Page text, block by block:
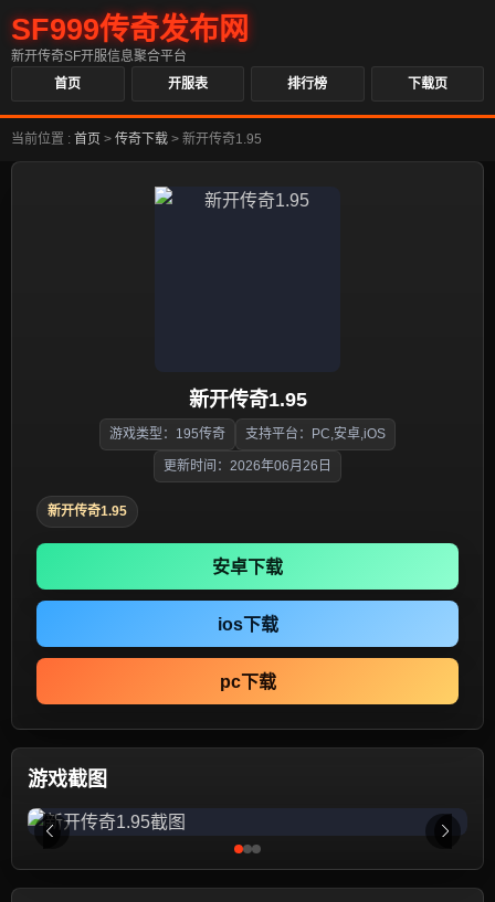
SF999传奇发布网
新开传奇SF开服信息聚合平台
首页
开服表 排行榜 下载页
当前位置 : 首页 > 传奇下载 > 新开传奇1.95
新开传奇1.95
游戏类型：195传奇 支持平台：PC,安卓,iOS
更新时间：2026年06月26日
新开传奇1.95
安卓下载
ios下载
pc下载
游戏截图